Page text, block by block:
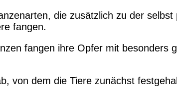
die zusätzlich zu der
fangen.
fangen ihre Opfer mit besonders
von dem die Tiere zunächst